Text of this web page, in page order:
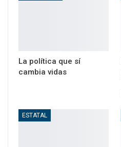
La política que sí
cambia vidas
ESTATAL